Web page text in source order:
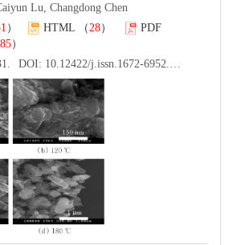
Lu, Changdong Chen
） HTML （ 28）
PDF
）
DOI: 10.12422/j.issn.1672-6952.2023.01.005